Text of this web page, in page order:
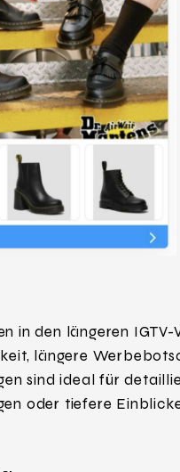
in den längeren IGTV-
längere
sind ideal für
oder tiefere